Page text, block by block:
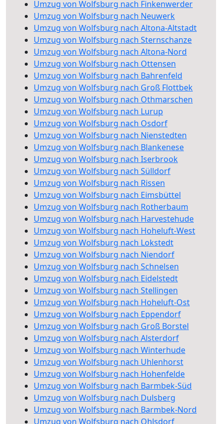
Umzug von Wolfsburg nach Finkenwerder
Umzug von Wolfsburg nach Neuwerk
Umzug von Wolfsburg nach Altona-Altstadt
Umzug von Wolfsburg nach Sternschanze
Umzug von Wolfsburg nach Altona-Nord
Umzug von Wolfsburg nach Ottensen
Umzug von Wolfsburg nach Bahrenfeld
Umzug von Wolfsburg nach Groß Flottbek
Umzug von Wolfsburg nach Othmarschen
Umzug von Wolfsburg nach Lurup
Umzug von Wolfsburg nach Osdorf
Umzug von Wolfsburg nach Nienstedten
Umzug von Wolfsburg nach Blankenese
Umzug von Wolfsburg nach Iserbrook
Umzug von Wolfsburg nach Sülldorf
Umzug von Wolfsburg nach Rissen
Umzug von Wolfsburg nach Eimsbüttel
Umzug von Wolfsburg nach Rotherbaum
Umzug von Wolfsburg nach Harvestehude
Umzug von Wolfsburg nach Hoheluft-West
Umzug von Wolfsburg nach Lokstedt
Umzug von Wolfsburg nach Niendorf
Umzug von Wolfsburg nach Schnelsen
Umzug von Wolfsburg nach Eidelstedt
Umzug von Wolfsburg nach Stellingen
Umzug von Wolfsburg nach Hoheluft-Ost
Umzug von Wolfsburg nach Eppendorf
Umzug von Wolfsburg nach Groß Borstel
Umzug von Wolfsburg nach Alsterdorf
Umzug von Wolfsburg nach Winterhude
Umzug von Wolfsburg nach Uhlenhorst
Umzug von Wolfsburg nach Hohenfelde
Umzug von Wolfsburg nach Barmbek-Süd
Umzug von Wolfsburg nach Dulsberg
Umzug von Wolfsburg nach Barmbek-Nord
Umzug von Wolfsburg nach Ohlsdorf